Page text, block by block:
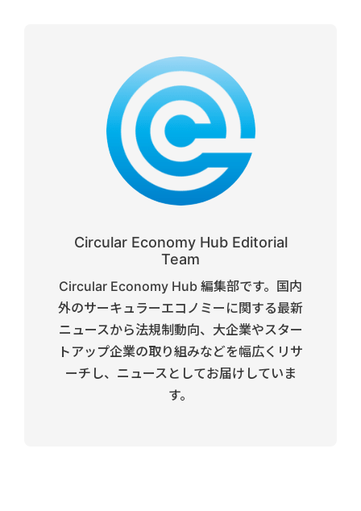
Circular Economy Hub Editorial
Team
Circular Economy Hub 編集部です。国内
外のサーキュラーエコノミーに関する最新
ニュースから法規制動向、大企業やスター
トアップ企業の取り組みなどを幅広くリサ
ーチし、ニュースとしてお届けしていま
す。